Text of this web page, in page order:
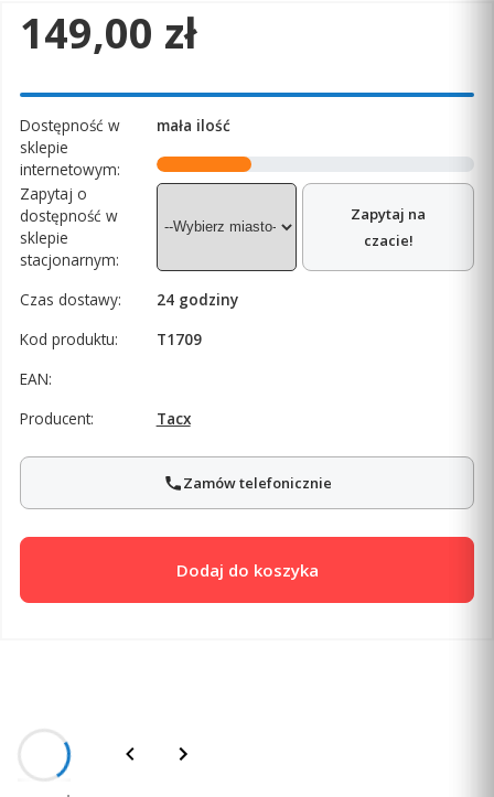
Cena
149,00 zł
Dostępność w
sklepie
internetowym:
mała ilość
Zapytaj o
dostępność w
sklepie
stacjonarnym:
Zapytaj na
czacie!
Czas dostawy:
24 godziny
Kod produktu:
T1709
EAN:
Producent:
Tacx
Zamów telefonicznie
Dodaj do koszyka